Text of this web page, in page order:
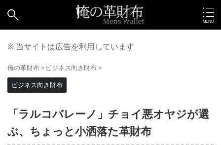
※ 当サイトは広告を利用しています
俺の革財布> ビジネス向き財布>
ビジネス向き財布
「ラルコバレーノ」チョイ悪オヤジが選
ぶ、ちょっと小洒落た革財布